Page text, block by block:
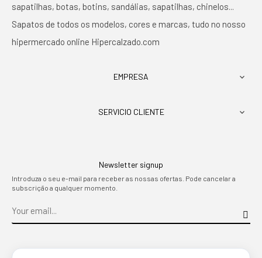
sapatilhas, botas, botins, sandálias, sapatilhas, chinelos...
Sapatos de todos os modelos, cores e marcas, tudo no nosso
hipermercado online Hipercalzado.com
EMPRESA 
SERVICIO CLIENTE 
Newsletter signup
Introduza o seu e-mail para receber as nossas ofertas. Pode cancelar a
subscrição a qualquer momento.